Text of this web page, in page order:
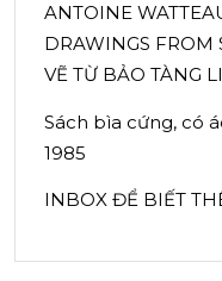
ANTOINE
DRAWINGS FROM
VẼ TỪ BẢO TÀNG
Sách bìa cứng, có
1985
INBOX ĐỂ BIẾT